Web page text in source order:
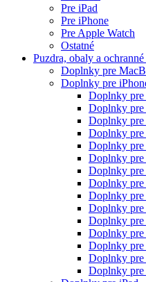
Pre iPad
Pre iPhone
Pre Apple Watch
Ostatné
Puzdra, obaly a ochranné
Doplnky pre
Doplnky pre
Doplnky pre
Doplnky pre
Doplnky pre
Doplnky pre
Doplnky pre
Doplnky pre
Doplnky pre
Doplnky pre
Doplnky pre
Doplnky pre
Doplnky pre
Doplnky pre
Doplnky pre
Doplnky pre
Doplnky pre